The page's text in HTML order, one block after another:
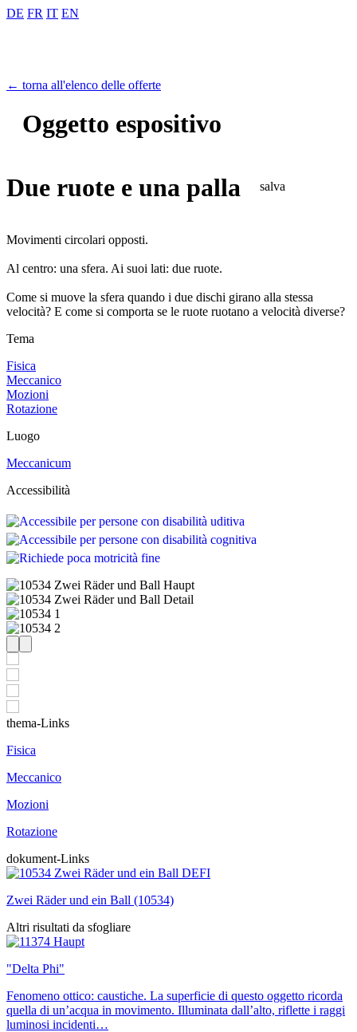
DE FR IT EN
← torna all'elenco delle offerte
Oggetto espositivo
Due ruote e una palla salva
Movimenti circolari opposti.
Al centro: una sfera. Ai suoi lati: due ruote.
Come si muove la sfera quando i due dischi girano alla stessa
velocità? E come si comporta se le ruote ruotano a velocità diverse?
Tema
Fisica
Meccanico
Mozioni
Rotazione
Luogo
Meccanicum
Accessibilità
thema-Links
Fisica
Meccanico
Mozioni
Rotazione
dokument-Links
Zwei Räder und ein Ball (10534)
Altri risultati da sfogliare
"Delta Phi"
Fenomeno ottico: caustiche. La superficie di questo oggetto ricorda
quella di un’acqua in movimento. Illuminata dall’alto, riflette i raggi
luminosi incidenti…